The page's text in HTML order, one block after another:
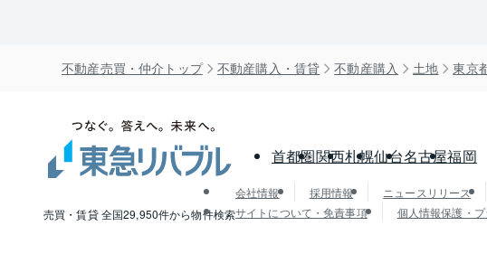
不動産売買・仲介トップ 不動産購入・賃貸 不動産購入 土地 東京
売買・賃貸 全国29,950件から物件検索
首都圏関西札幌仙台名古屋福岡
会社情報 採用情報 ニュースリリース
サイトについて・免責事項
個人情報保護・